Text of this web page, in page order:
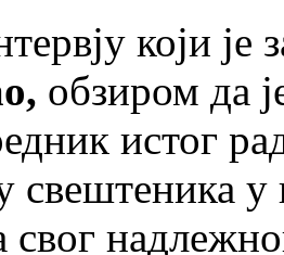
који је
обзиром да
истог
свештеника у
свог